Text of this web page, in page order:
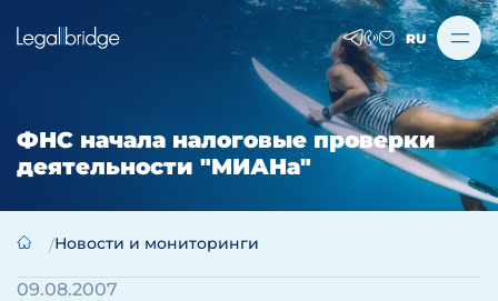
RU
ФНС начала налоговые проверки
деятельности "МИАНа"
Новости и мониторинги
09.08.2007